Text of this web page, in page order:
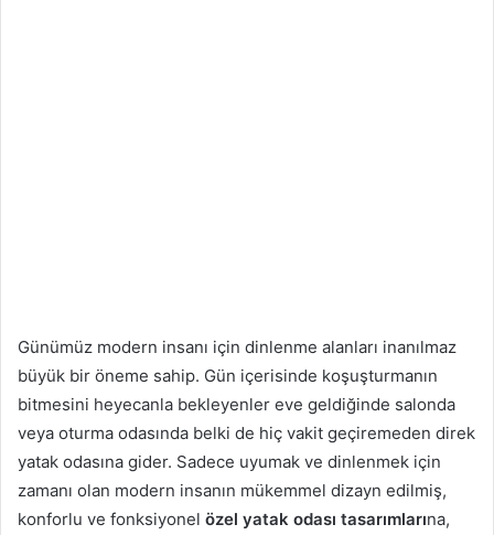
Günümüz modern insanı için dinlenme alanları inanılmaz
büyük bir öneme sahip. Gün içerisinde koşuşturmanın
bitmesini heyecanla bekleyenler eve geldiğinde salonda
veya oturma odasında belki de hiç vakit geçiremeden direk
yatak odasına gider. Sadece uyumak ve dinlenmek için
zamanı olan modern insanın mükemmel dizayn edilmiş,
konforlu ve fonksiyonel özel yatak odası tasarımlarına,